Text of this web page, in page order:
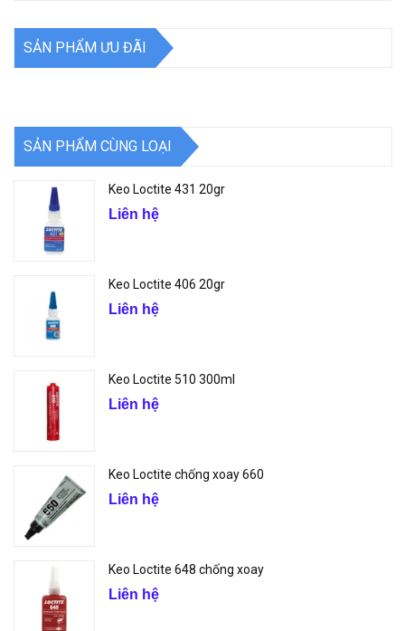
SẢN PHẨM ƯU ĐÃI
SẢN PHẨM CÙNG LOẠI
Keo Loctite 431 20gr
Liên hệ
Keo Loctite 406 20gr
Liên hệ
Keo Loctite 510 300ml
Liên hệ
Keo Loctite chống xoay 660
Liên hệ
Keo Loctite 648 chống xoay
Liên hệ